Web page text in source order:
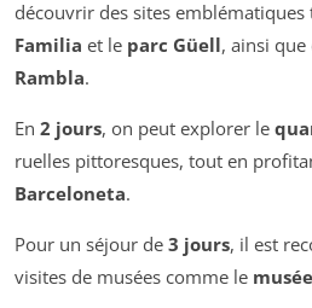
découvrir des sites emblématiques
Familia et le parc Güell, ainsi
Rambla.
En 2 jours, on peut explorer le
ruelles pittoresques, tout en
Barceloneta.
Pour un séjour de 3 jours, il est
visites de musées comme le